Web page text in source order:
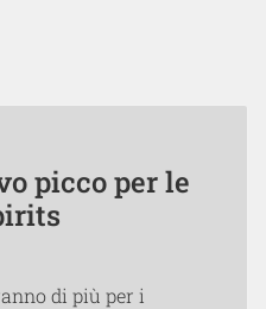
picco per le
di più per i